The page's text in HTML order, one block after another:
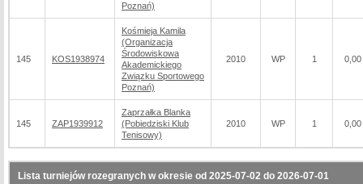
Poznań)
145 KOS1938974
Kośmieja Kamila
(Organizacja
Środowiskowa
Akademickiego
Związku Sportowego
Poznań)
2010 WP 1 0,00
145 ZAP1939912
Zaprzałka Blanka
(Pobiedziski Klub
Tenisowy)
2010 WP 1 0,00
Lista turniejów rozegranych w okresie od 2025-07-02 do 2026-07-01